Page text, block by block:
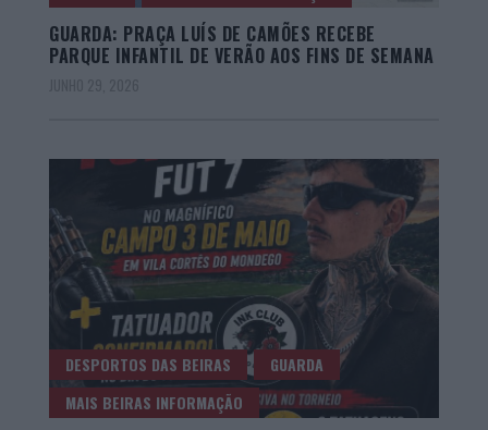
GUARDA: PRAÇA LUÍS DE CAMÕES RECEBE
PARQUE INFANTIL DE VERÃO AOS FINS DE SEMANA
DESPORTOS DAS BEIRAS
GUARDA
MAIS BEIRAS INFORMAÇÃO